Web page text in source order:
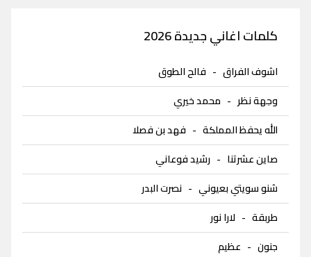
كلمات اغاني جديدة 2026
اشوف الفراق - فالح الطوق
وجهة نظر- محمد خيري
الله يحفظ المملكة - فهد بن فصلا
صاين عشرتنا - رشيد فوعاني
شنو سويتي بعيوني - نصرت البدر
طربقة - لارا نور
جنون - عظيم